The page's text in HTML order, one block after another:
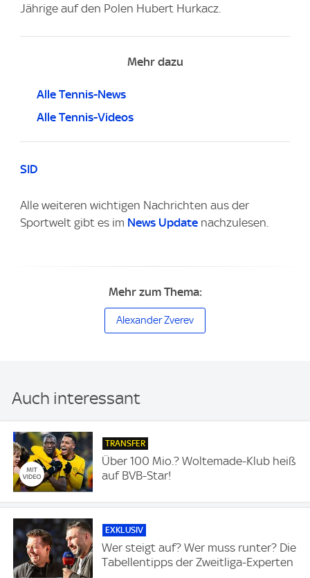
Jährige auf den Polen Hubert Hurkacz.
Mehr dazu
Alle Tennis-News
Alle Tennis-Videos
SID
Alle weiteren wichtigen Nachrichten aus der
Sportwelt gibt es im News Update nachzulesen.
Mehr zum Thema:
Alexander Zverev
Auch interessant
TRANSFER
Über 100 Mio.? Woltemade-Klub heiß
auf BVB-Star!
EXKLUSIV
Wer steigt auf? Wer muss runter? Die
Tabellentipps der Zweitliga-Experten